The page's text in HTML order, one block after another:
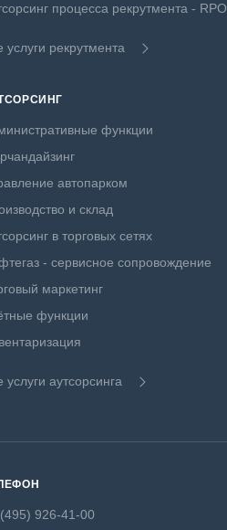
процесса рекрутмента - RPO
услуги рекрутмента
функции
автопарком
и склад
в торговых сетях
- сервисное сопровождение
маркетинг
функции
услуги аутсорсинга
926-41-00